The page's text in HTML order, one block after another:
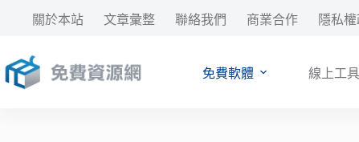
要
內
關於本站 文章彙整 聯絡我們 商業合作 隱私
免費軟體 線上工具